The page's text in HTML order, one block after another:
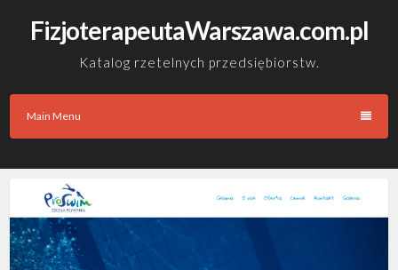
FizjoterapeutaWarszawa.com.pl
Katalog rzetelnych przedsiębiorstw.
Main Menu